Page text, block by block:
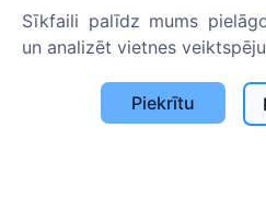
© 2013 - 2026 Cemety
Privātuma politika
Sīkfaili palīdz mums
un analizēt vietnes
Piekrītu